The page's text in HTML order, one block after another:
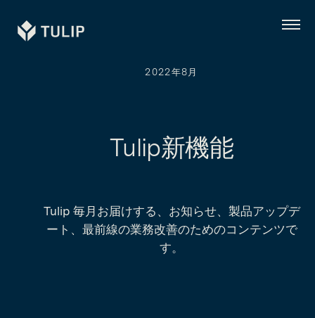
Tulip
メ
2022年8月
Tulip新機能
Tulip 毎月お届けする、お知らせ、製品アップデ
ート、最前線の業務改善のためのコンテンツで
す。